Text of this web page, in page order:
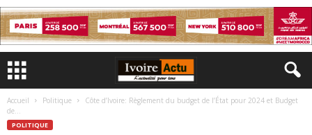
Accueil Politique
Côte d’Ivoire: Règlement du budget de l’État pour 2024 et Budget
de...
POLITIQUE